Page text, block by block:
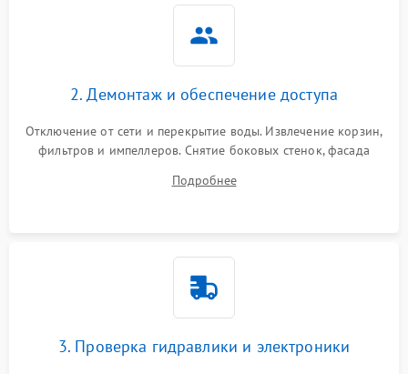
2. Демонтаж и обеспечение доступа
Отключение от сети и перекрытие воды. Извлечение корзин,
фильтров и импеллеров. Снятие боковых стенок, фасада
циркуляционному насосу, ТЭНу и сливной помпе.
Подробнее
3. Проверка гидравлики и электроники